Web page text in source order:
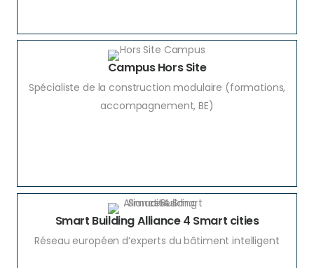
Campus Hors Site
Spécialiste de la construction modulaire (formations,
accompagnement, BE)
Smart Building Alliance 4 Smart cities
Réseau européen d’experts du bâtiment intelligent